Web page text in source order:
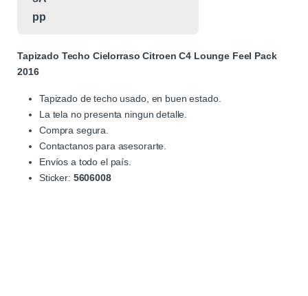
Tapizado Techo Cielorraso Citroen C4 Lounge Feel Pack
2016
Tapizado de techo usado, en buen estado.
La tela no presenta ningun detalle.
Compra segura.
Contactanos para asesorarte.
Envíos a todo el país.
Sticker: 5606008